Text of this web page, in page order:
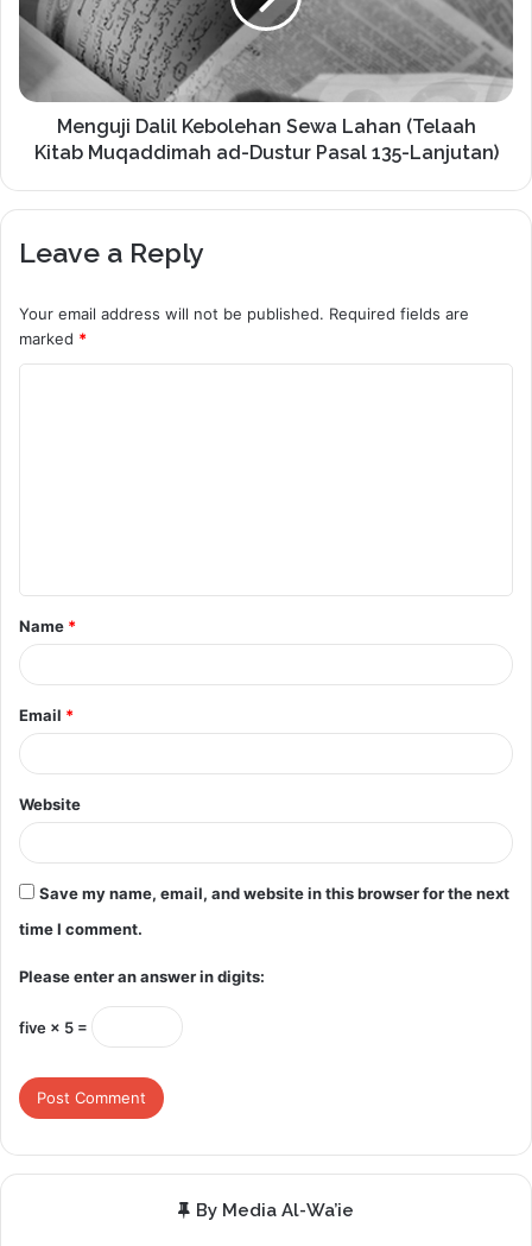
Menguji Dalil Kebolehan Sewa Lahan (Telaah
Kitab Muqaddimah ad-Dustur Pasal 135-Lanjutan)
Leave a Reply
Your email address will not be published. Required fields are
marked *
t
*
Name *
Email *
Website
Save my name, email, and website in this browser for the next
time I comment.
Please enter an answer in digits:
five × 5 =
By Media Al-Wa’ie